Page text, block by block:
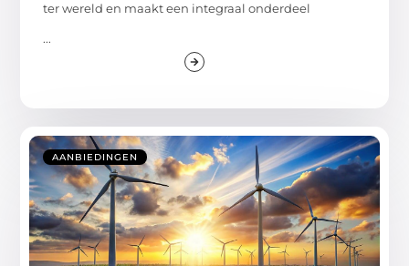
ter wereld en maakt een integraal onderdeel
...
AANBIEDINGEN